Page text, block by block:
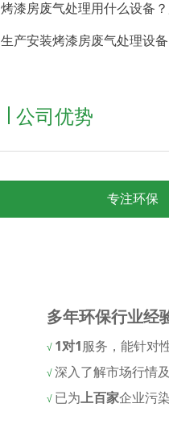
烤漆房废气处理用什么设备
生产安装烤漆房废气处理设
公司优势
专注环保
多年环保行业经
√ 1对1服务，能针对
√深入了解市场行情
√ 已为上百家企业污